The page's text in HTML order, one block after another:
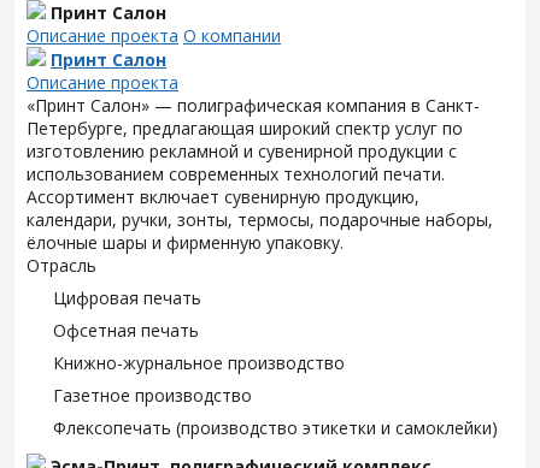
Принт Салон
Описание проекта О компании
Принт Салон
Описание проекта
«Принт Салон» — полиграфическая компания в Санкт-
Петербурге, предлагающая широкий спектр услуг по
изготовлению рекламной и сувенирной продукции с
использованием современных технологий печати.
Ассортимент включает сувенирную продукцию,
календари, ручки, зонты, термосы, подарочные наборы,
ёлочные шары и фирменную упаковку.
Отрасль
Цифровая печать
Офсетная печать
Книжно-журнальное производство
Газетное производство
Флексопечать (производство этикетки и самоклейки)